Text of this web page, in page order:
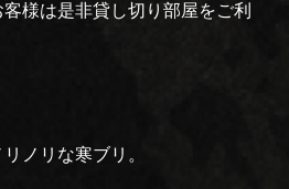
様は是非貸し切り部屋をご利
ノリな寒ブリ。